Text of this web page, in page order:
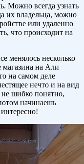
Можно всегда узнать
их владельца, можно
или удаленно
что происходит на
менялось несколько
магазина на Али
на самом деле
нечто и на вид
не шибко понятно,
начинаешь